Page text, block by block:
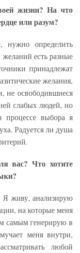
жизни? На что
или разум?
нужно определить
есть разные
принадлежат
желания,
не освободившиеся
слабых людей, но
выбора я
Радуется ли душа
вас? Что хотите
Я живу, анализирую
на которые меня
самым генерирую в
меня внутри,
любой